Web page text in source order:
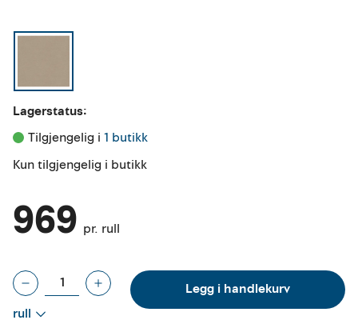
Lagerstatus:
Tilgjengelig i 1 butikk
Kun tilgjengelig i butikk
969 pr. rull
rull
Legg i handlekurv